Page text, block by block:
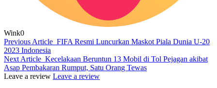
Wink0
Previous Article FIFA Resmi Luncurkan Maskot Piala Dunia U-20
2023 Indonesia
Next Article Kecelakaan Beruntun 13 Mobil di Tol Pejagan akibat
Asap Pembakaran Rumput, Satu Orang Tewas
Leave a review Leave a review